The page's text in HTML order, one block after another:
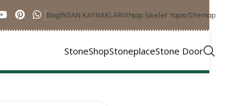
BlogİNSAN KAYNAKLARIAhşap İskelet YapısıSitemap
StoneShopStoneplaceStone Door